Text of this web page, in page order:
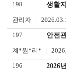
198 생활
관리자
197 안전
계*원*리*
196 2026